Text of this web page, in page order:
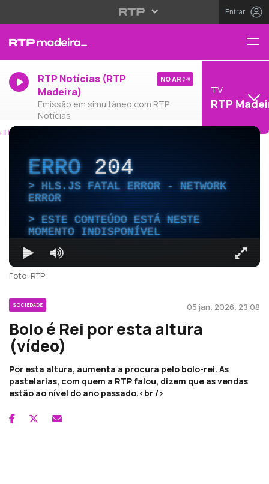
Entrar
RTP Notícias (RTP
Madeira)
Emissão em simultâneo com RTP
Notícias
NO AR
TV
RTP
ERRO204
HLS.JS FATAL ERROR - NETWORK
ERROR
ESTE CONTEÚDO ESTÁ NESTE
MOMENTO INDISPONÍVEL
Foto: RTP
SOCIEDADE 05 jan, 2026, 23:08
Bolo é Rei por esta altura
(vídeo)
Por esta altura, aumenta a procura pelo bolo-rei. As
pastelarias, com quem a RTP falou, dizem que as vendas
estão ao nível do ano passado.<br />